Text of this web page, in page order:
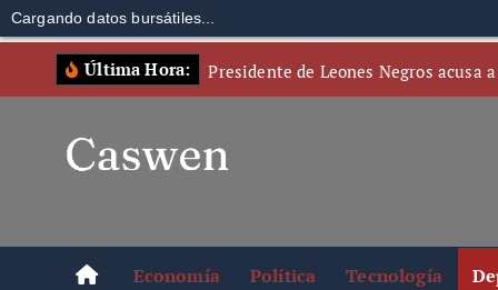
Cargando datos bursátiles...
Última Hora: Presidente de Leones Negros acusa
Economía Política Tecnología